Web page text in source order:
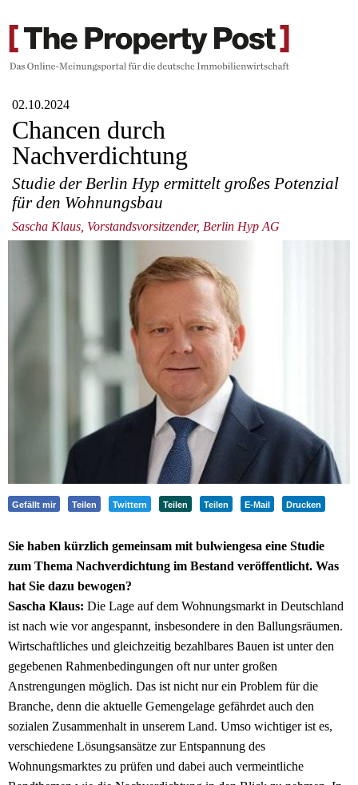
02.10.2024
Chancen durch
Nachverdichtung
Studie der Berlin Hyp ermittelt großes Potenzial
für den Wohnungsbau
Sascha Klaus, Vorstandsvorsitzender, Berlin Hyp AG
Gefällt mir Teilen Twittern Teilen Teilen E-Mail Drucken
Sie haben kürzlich gemeinsam mit bulwiengesa eine Studie
zum Thema Nachverdichtung im Bestand veröffentlicht. Was
hat Sie dazu bewogen?
Sascha Klaus: Die Lage auf dem Wohnungsmarkt in Deutschland
ist nach wie vor angespannt, insbesondere in den Ballungsräumen.
Wirtschaftliches und gleichzeitig bezahlbares Bauen ist unter den
gegebenen Rahmenbedingungen oft nur unter großen
Anstrengungen möglich. Das ist nicht nur ein Problem für die
Branche, denn die aktuelle Gemengelage gefährdet auch den
sozialen Zusammenhalt in unserem Land. Umso wichtiger ist es,
verschiedene Lösungsansätze zur Entspannung des
Wohnungsmarktes zu prüfen und dabei auch vermeintliche